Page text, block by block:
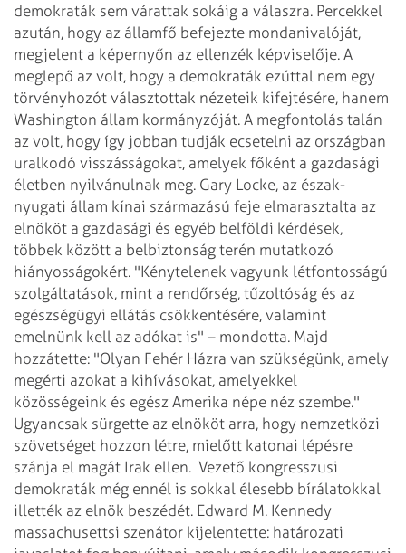
demokraták sem várattak sokáig a válaszra. Percekkel
azután, hogy az államfő befejezte mondanivalóját,
megjelent a képernyőn az ellenzék képviselője. A
meglepő az volt, hogy a demokraták ezúttal nem egy
törvényhozót választottak nézeteik kifejtésére, hanem
Washington állam kormányzóját. A megfontolás talán
az volt, hogy így jobban tudják ecsetelni az országban
uralkodó visszásságokat, amelyek főként a gazdasági
életben nyilvánulnak meg. Gary Locke, az észak-
nyugati állam kínai származású feje elmarasztalta az
elnököt a gazdasági és egyéb belföldi kérdések,
többek között a belbiztonság terén mutatkozó
hiányosságokért. "Kénytelenek vagyunk létfontosságú
szolgáltatások, mint a rendőrség, tűzoltóság és az
egészségügyi ellátás csökkentésére, valamint
emelnünk kell az adókat is" – mondotta. Majd
hozzátette: "Olyan Fehér Házra van szükségünk, amely
megérti azokat a kihívásokat, amelyekkel
közösségeink és egész Amerika népe néz szembe."
Ugyancsak sürgette az elnököt arra, hogy nemzetközi
szövetséget hozzon létre, mielőtt katonai lépésre
szánja el magát Irak ellen. Vezető kongresszusi
demokraták még ennél is sokkal élesebb bírálatokkal
illették az elnök beszédét. Edward M. Kennedy
massachusettsi szenátor kijelentette: határozati